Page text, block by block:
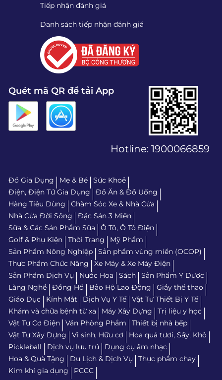
Tiếp nhận đánh giá
Danh sách tiếp nhận đánh giá
Quét mã QR để tải App
Hotline: 1900066859
Đồ Gia Dụng Mẹ & Bé
Sức Khoẻ
Điện, Điện Tử Gia Dụng
Đồ Ăn & Đồ Uống
Hàng Tiêu Dùng
Chăm Sóc Xe & Nhà Cửa
Nhà Cửa Đời Sống
Đặc Sản 3 Miền
Sữa & Các Sản Phẩm Sữa
Ô Tô, Ô Tô Điện
Golf & Phụ Kiện
Thời Trang
Mỹ Phẩm
Sản Phẩm Nông Nghiệp
Sản phẩm vùng miền (OCOP)
Thực Phẩm Chức Năng
Xe Máy & Xe Máy Điện
Sản Phẩm Dịch Vụ
Nước Hoa Sách
Sản Phẩm Y Dược
Làng Nghề
Đồng Hồ Bảo Hộ Lao Động
Giầy thể thao
Giáo Dục
Kính Mắt Dịch Vụ Y Tế
Vật Tư Thiết Bị Y Tế
Khám và chữa bệnh từ xa
Máy Xây Dựng
Trị liệu y học
Vật Tư Cơ Điện
Văn Phòng Phẩm
Thiết bị nhà bếp
Vật Tư Xây Dựng
Vi sinh, Hữu cơ
Hoa quả tươi, Sấy, Khô
Pickleball
Dịch vụ lưu trú
Dụng cụ âm nhạc
Hoa & Quà Tặng
Du Lịch & Dịch Vụ
Thực phẩm chay
Kim khí gia dụng
PCCC